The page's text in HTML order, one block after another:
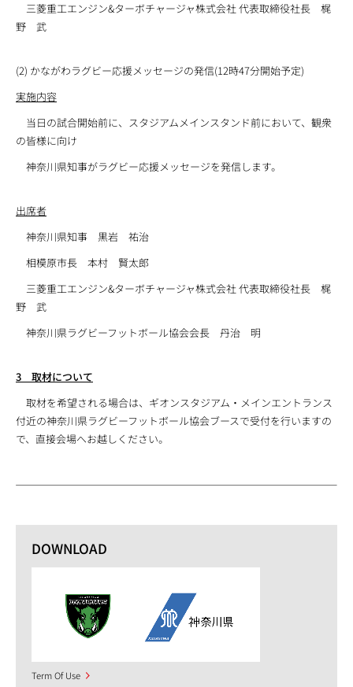
三菱重工エンジン&ターボチャージャ株式会社 代表取締役社長 梶
野 武
(2) かながわラグビー応援メッセージの発信(12時47分開始予定)
実施内容
当日の試合開始前に、スタジアムメインスタンド前において、観衆
の皆様に向け
神奈川県知事がラグビー応援メッセージを発信します。
出席者
神奈川県知事 黒岩 祐治
相模原市長 本村 賢太郎
三菱重工エンジン&ターボチャージャ株式会社 代表取締役社長 梶
野 武
神奈川県ラグビーフットボール協会会長 丹治 明
3 取材について
取材を希望される場合は、ギオンスタジアム・メインエントランス
付近の神奈川県ラグビーフットボール協会ブースで受付を行いますの
で、直接会場へお越しください。
DOWNLOAD
Term Of Use